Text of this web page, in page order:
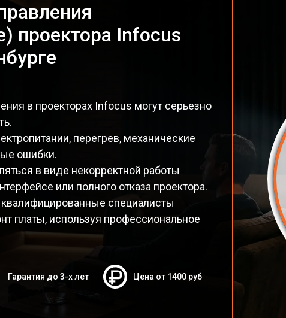
проектора Infocus
в проекторах Infocus могут серьезно
перегрев, механические
ошибки.
в виде некорректной работы
или полного отказа проектора.
специалисты
платы, используя профессиональное
Гарантия до 3-х лет Цена от 1400 руб